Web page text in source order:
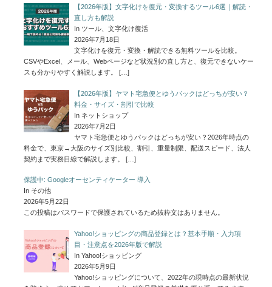
【2026年版】文字化けを復元・変換するツール6選｜解読・
直し方も解説
In ツール、文字化け復活
2026年7月18日
文字化けを復元・変換・解読できる無料ツールを比較。
CSVやExcel、メール、Webページなど状況別の直し方と、復元できないケー
スも分かりやすく解説します。
[…]
【2026年版】ヤマト宅急便とゆうパックはどっちが安い？
料金・サイズ・割引で比較
In ネットショップ
2026年7月2日
ヤマト宅急便とゆうパックはどっちが安い？2026年時点の
料金で、東京→大阪のサイズ別比較、割引、重量制限、配送スピード、法人
契約まで実務目線で解説します。
[…]
保護中: Googleオーセンティケーター 導入
In その他
2026年5月22日
この投稿はパスワードで保護されているため抜粋文はありません。
Yahoo!ショッピングの商品登録とは？基本手順・入力項
目・注意点を2026年版で解説
In Yahoo!ショッピング
2026年5月9日
Yahoo!ショッピングについて、2022年の現時点の最新状況